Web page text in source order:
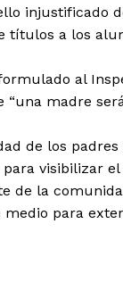
injustificado
títulos a los
al
“una madre
de los
visibilizar
de la
para